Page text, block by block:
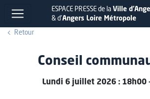
ESPACE PRESSE de la Ville
& d'Angers Loire Métropole
Retour
Conseil
Lundi 6 juillet 2026 : 18h00